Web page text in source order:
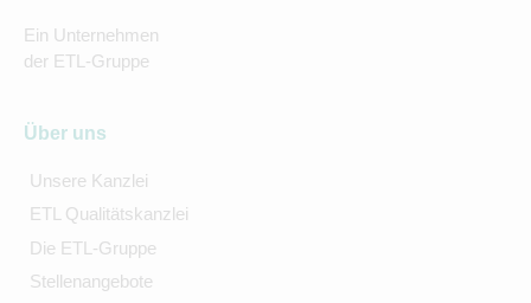
Ein Unternehmen
der ETL-Gruppe
Über uns
Unsere Kanzlei
ETL Qualitätskanzlei
Die ETL-Gruppe
Stellenangebote